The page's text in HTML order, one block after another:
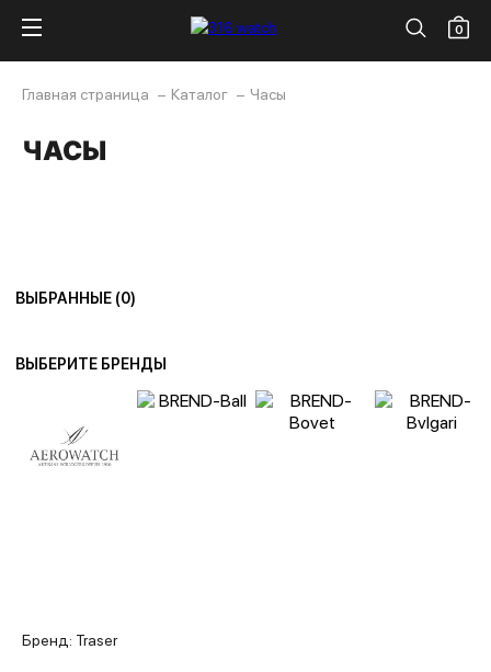
0
Главная страница Каталог Часы
ЧАСЫ
ВЫБРАННЫЕ (0)
ВЫБЕРИТЕ БРЕНДЫ
Бренд: Traser